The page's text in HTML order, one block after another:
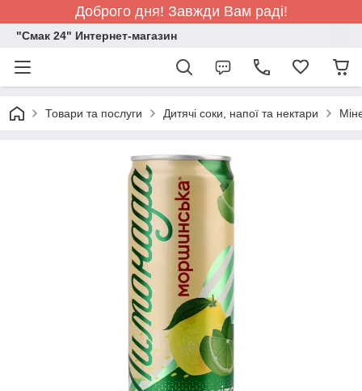
Доброго дня! Завжди Вам раді!
"Смак 24" Интернет-магазин
Товари та послуги Дитячі соки, напої та нектари